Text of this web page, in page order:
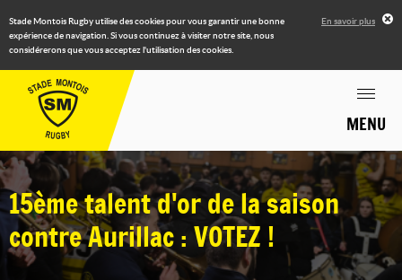
Stade Montois Rugby utilise des cookies pour vous garantir une bonne
expérience de navigation. Si vous continuez à visiter notre site, nous
considérerons que vous acceptez l'utilisation des cookies.
En savoir plus
MENU
15ème talent d'or de la saison
contre Aurillac : VOTEZ !